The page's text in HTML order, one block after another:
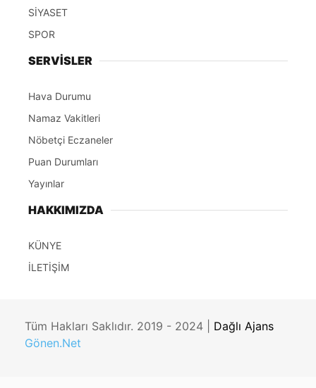
SİYASET
SPOR
SERVİSLER
Hava Durumu
Namaz Vakitleri
Nöbetçi Eczaneler
Puan Durumları
Yayınlar
HAKKIMIZDA
KÜNYE
İLETİŞİM
Tüm Hakları Saklıdır. 2019 - 2024 | Dağlı Ajans
Gönen.Net